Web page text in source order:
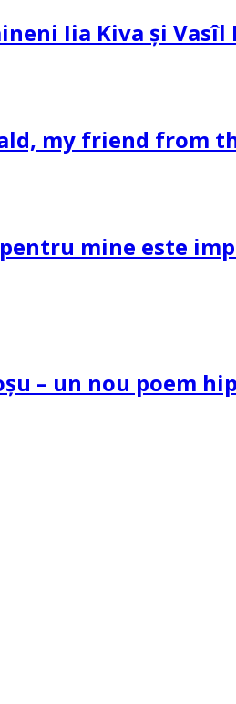
Iia Kiva și Vasîl
my friend from
mine este
– un nou poem